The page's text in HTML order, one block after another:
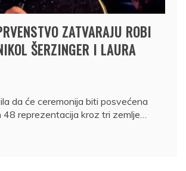
ZATVARAJU ROBI
ŠERZINGER I LAURA
da će ceremonija biti posvećena
reprezentacija kroz tri zemlje…